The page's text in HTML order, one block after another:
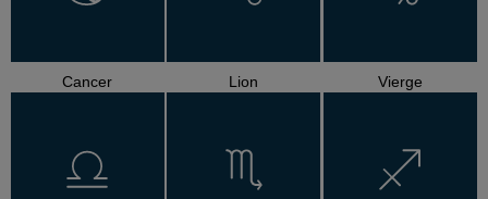
Cancer Lion Vierge